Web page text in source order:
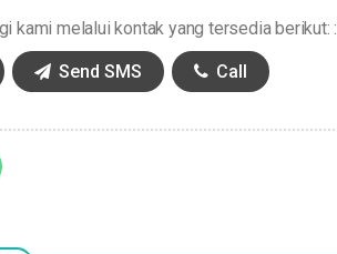
kami melalui kontak yang tersedia berikut: :
Send SMS Call